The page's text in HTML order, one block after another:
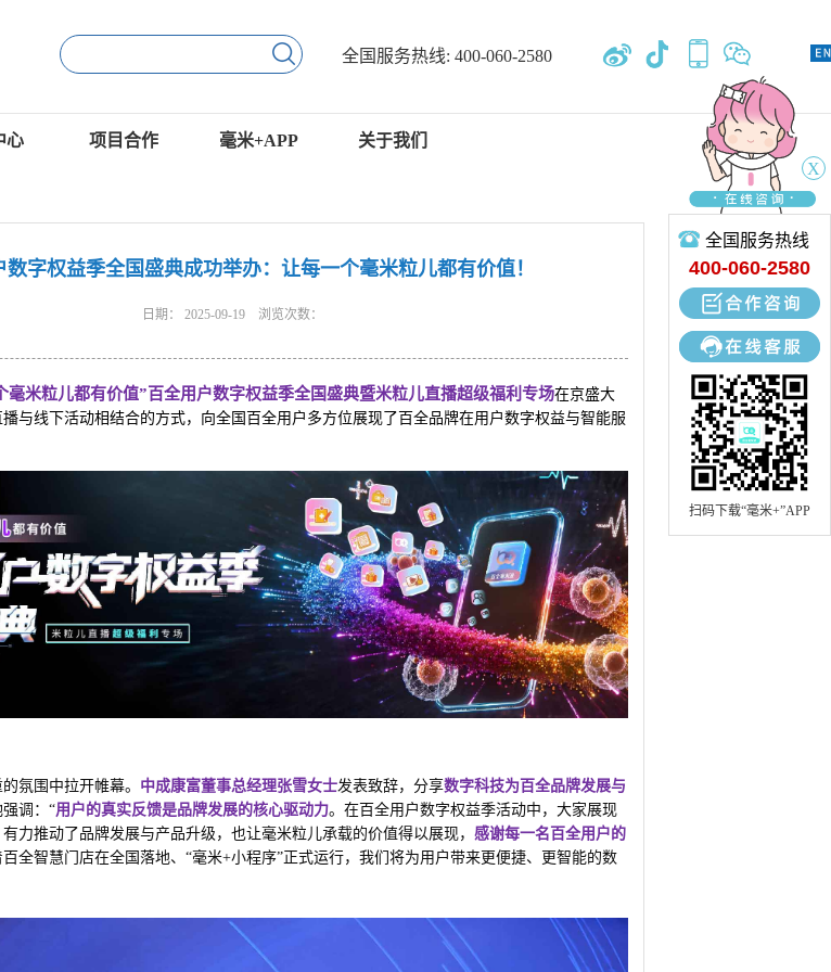
全国服务热线: 400-060-2580
心 项目合作 毫米+APP 关于我们
新闻中心
数字权益季全国盛典成功举办：让每一个毫米粒儿都有价值！
日期： 2025-09-19 浏览次数：
毫米粒儿都有价值”百全用户数字权益季全国盛典暨米粒儿直播超级福利专场在京盛大
与线下活动相结合的方式，向全国百全用户多方位展现了百全品牌在用户数字权益与智能服
氛围中拉开帷幕。 中成康富董事总经理张雪女士发表致辞，分享数字科技为百全品牌发展与
调：“用户的真实反馈是品牌发展的核心驱动力。在百全用户数字权益季活动中，大家展现
力推动了品牌发展与产品升级，也让毫米粒儿承载的价值得以展现， 感谢每一名百全用户的
全智慧门店在全国落地、“毫米+小程序”正式运行，我们将为用户带来更便捷、更智能的数
X
全国服务热线
400-060-2580
扫码下载“毫米+”APP